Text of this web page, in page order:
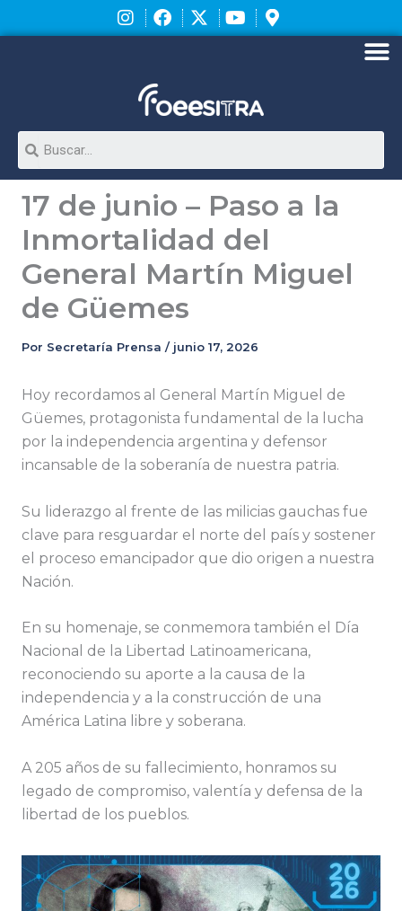
al
Search
17 de junio – Paso a la
Inmortalidad del
General Martín Miguel
de Güemes
Por Secretaría Prensa / junio 17, 2026
Hoy recordamos al General Martín Miguel de
Güemes, protagonista fundamental de la lucha
por la independencia argentina y defensor
incansable de la soberanía de nuestra patria.
Su liderazgo al frente de las milicias gauchas fue
clave para resguardar el norte del país y sostener
el proceso emancipador que dio origen a nuestra
Nación.
En su homenaje, se conmemora también el Día
Nacional de la Libertad Latinoamericana,
reconociendo su aporte a la causa de la
independencia y a la construcción de una
América Latina libre y soberana.
A 205 años de su fallecimiento, honramos su
legado de compromiso, valentía y defensa de la
libertad de los pueblos.